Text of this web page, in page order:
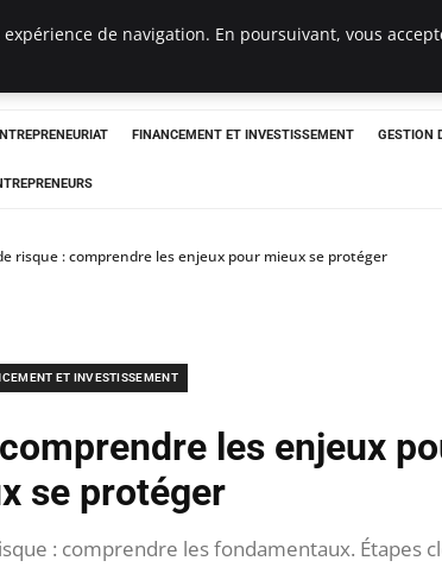
FINANCEMENT ET INVESTISSEMENT GESTION
risque : comprendre les enjeux pour mieux se protéger
ET INVESTISSEMENT
les enjeux
se protéger
: comprendre les fondamentaux. Étapes
de navigation. En poursuivant, vous